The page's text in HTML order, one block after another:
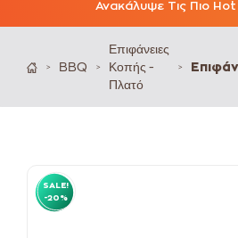
Ανακάλυψε Τις Πιο
> BBQ >
Επιφάνειες
Κοπής -
Πλατό
>
SALE!
-20%